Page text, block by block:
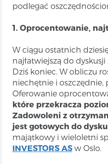
podlegać
1. Oprocentowanie,
W ciągu ostatnich
najłatwiejszą do
Dziś koniec. W obliczu
niechętnie i oszczędnie,
Oferowanie
które przekracza
Zadowoleni z
jest gotowych do
majątkowy i wieloletni
INVESTORS AS w Oslo.